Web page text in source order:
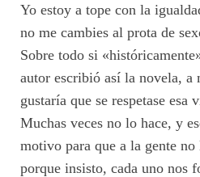
Yo estoy a tope con la
no me cambies al prota de
Sobre todo si
autor escribió así la novela,
gustaría que se respetase esa
Muchas veces no lo hace, y
motivo para que a la gente no
porque insisto, cada uno nos